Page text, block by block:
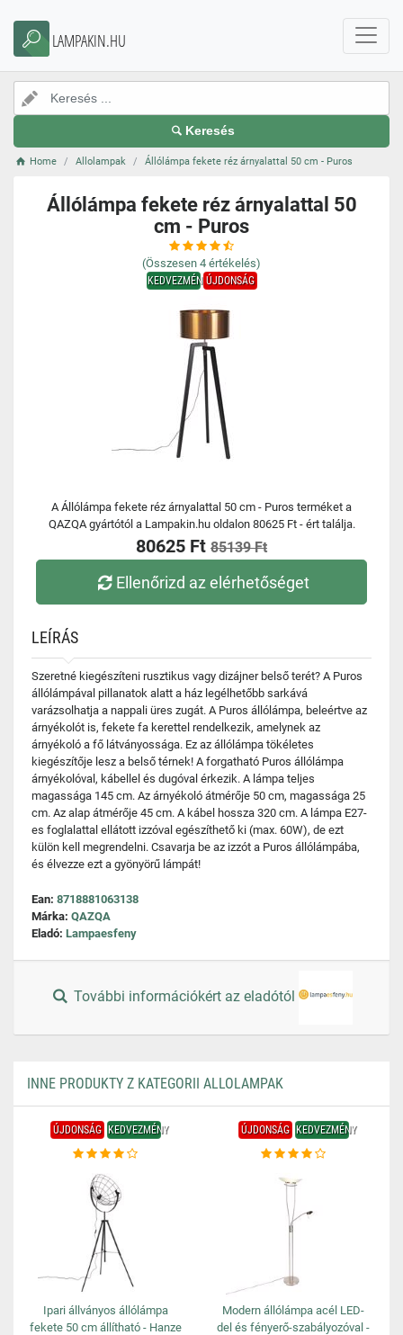
LAMPAKIN.HU
Keresés
Home Allolampak Állólámpa fekete réz árnyalattal 50 cm - Puros
Állólámpa fekete réz árnyalattal 50
cm - Puros
(Összesen 4 értékelés)
KEDVEZMÉNYÚJDONSÁG
A Állólámpa fekete réz árnyalattal 50 cm - Puros terméket a
QAZQA gyártótól a Lampakin.hu oldalon 80625 Ft - ért találja.
80625 Ft 85139 Ft
Ellenőrizd az elérhetőséget
LEÍRÁS
Szeretné kiegészíteni rusztikus vagy dizájner belső terét? A Puros
állólámpával pillanatok alatt a ház legélhetőbb sarkává
varázsolhatja a nappali üres zugát. A Puros állólámpa, beleértve az
árnyékolót is, fekete fa kerettel rendelkezik, amelynek az
árnyékoló a fő látványossága. Ez az állólámpa tökéletes
kiegészítője lesz a belső térnek! A forgatható Puros állólámpa
árnyékolóval, kábellel és dugóval érkezik. A lámpa teljes
magassága 145 cm. Az árnyékoló átmérője 50 cm, magassága 25
cm. Az alap átmérője 45 cm. A kábel hossza 320 cm. A lámpa E27-
es foglalattal ellátott izzóval egészíthető ki (max. 60W), de ezt
külön kell megrendelni. Csavarja be az izzót a Puros állólámpába,
és élvezze ezt a gyönyörű lámpát!
Ean: 8718881063138
Márka: QAZQA
Eladó: Lampaesfeny
További információkért az eladótól
INNE PRODUKTY Z KATEGORII ALLOLAMPAK
ÚJDONSÁG KEDVEZMÉNY
Ipari állványos állólámpa
fekete 50 cm állítható - Hanze
ÚJDONSÁG KEDVEZMÉNY
Modern állólámpa acél LED-
del és fényerő-szabályozóval -